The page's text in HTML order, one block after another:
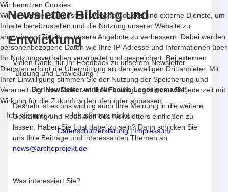
Newsletter Bildung und
Entwicklung
Vielen Dank, für Ihr Feedback zu unserem Newsletter
"Bildung und Entwicklung"!
Der Newsletter wird für seine Leser gemacht!
Deshalb ist es uns wichtig auch Ihre Meinung in die weitere
Gestaltung und Redaktion des Newsletters einfließen zu
lassen. Haben Sie Lust dabei zu sein? Dann schicken Sie
uns Ihre Beiträge und interessanten Themen an
news@archeprojekt.de
Was interessiert Sie?
Wir benutzen Cookies
Wir verwenden auf unserer Website Cookies und externe Dienste, um
Inhalte bereitzustellen und die Nutzung unserer Website zu
analysieren. Ziel ist es unsere Angebote zu verbessern. Dabei werden
personenbezogene Daten wie Ihre IP-Adresse und Informationen über
Ihr Nutzungsverhalten verarbeitet und gespeichert. Bei externen
Diensten erfolgt die Übermittlung an den jeweiligen Drittanbieter. Mit
Ihrer Einwilligung stimmen Sie der Nutzung der Speicherung und
Verarbeitung Ihrer Daten zu. Ihre Einwilligung können Sie jederzeit mit
Wirkung für die Zukunft widerrufen oder anpassen.
Ich stimme zu Ich stimme nicht zu
Datenschutzerklärung|Impressum